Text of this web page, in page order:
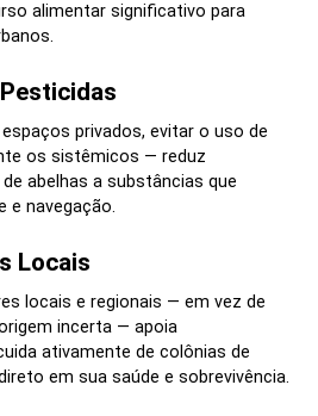
alimentar significativo para
privados, evitar o uso de
os sistêmicos — reduz
abelhas a substâncias que
e navegação.
Locais
locais e regionais — em vez de
incerta — apoia
ativamente de colônias de
em sua saúde e sobrevivência.